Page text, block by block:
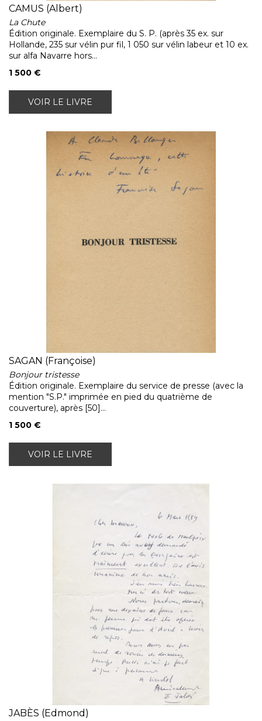
CAMUS (Albert)
La Chute
Édition originale. Exemplaire du S. P. (après 35 ex. sur
Hollande, 235 sur vélin pur fil, 1 050 sur vélin labeur et 10 ex.
sur alfa Navarre hors...
1 500 €
VOIR LE LIVRE
SAGAN (Françoise)
Bonjour tristesse
Édition originale. Exemplaire du service de presse (avec la
mention "S.P." imprimée en pied du quatrième de
couverture), après [50]...
1 500 €
VOIR LE LIVRE
JABÈS (Edmond)